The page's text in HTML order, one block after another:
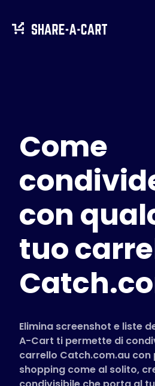
Per
Per scuole
Per aziende
Negozi
Italiano
Come
con
tuo
Elimina screenshot e liste
A-Cart ti permette di
carrello Catch.com.au con
shopping come al solito,